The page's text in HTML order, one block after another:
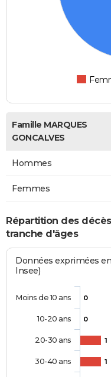
Famille MARQUES
GONCALVES
Hommes
Femmes
Répartition des décès
tranche d'âges
Données exprimées
Insee)
0
0
1
1
Moins de 10 ans
10-20 ans
20-30 ans
30-40 ans